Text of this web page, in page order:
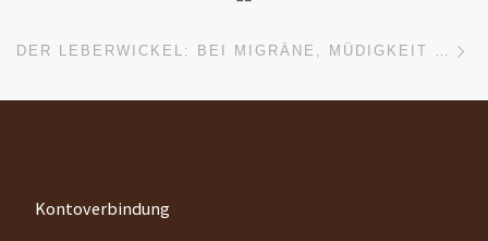
DER LEBERWICKEL: BEI MIGRÄNE, MÜDIGKEIT UND ANDEREM ÜBEL
Kontoverbindung